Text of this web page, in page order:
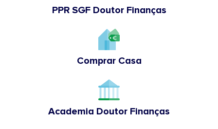
PPR SGF Doutor Finanças
Comprar Casa
Academia Doutor Finanças